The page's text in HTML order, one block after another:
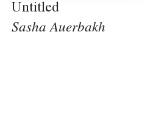
Untitled
Sasha Auerbakh